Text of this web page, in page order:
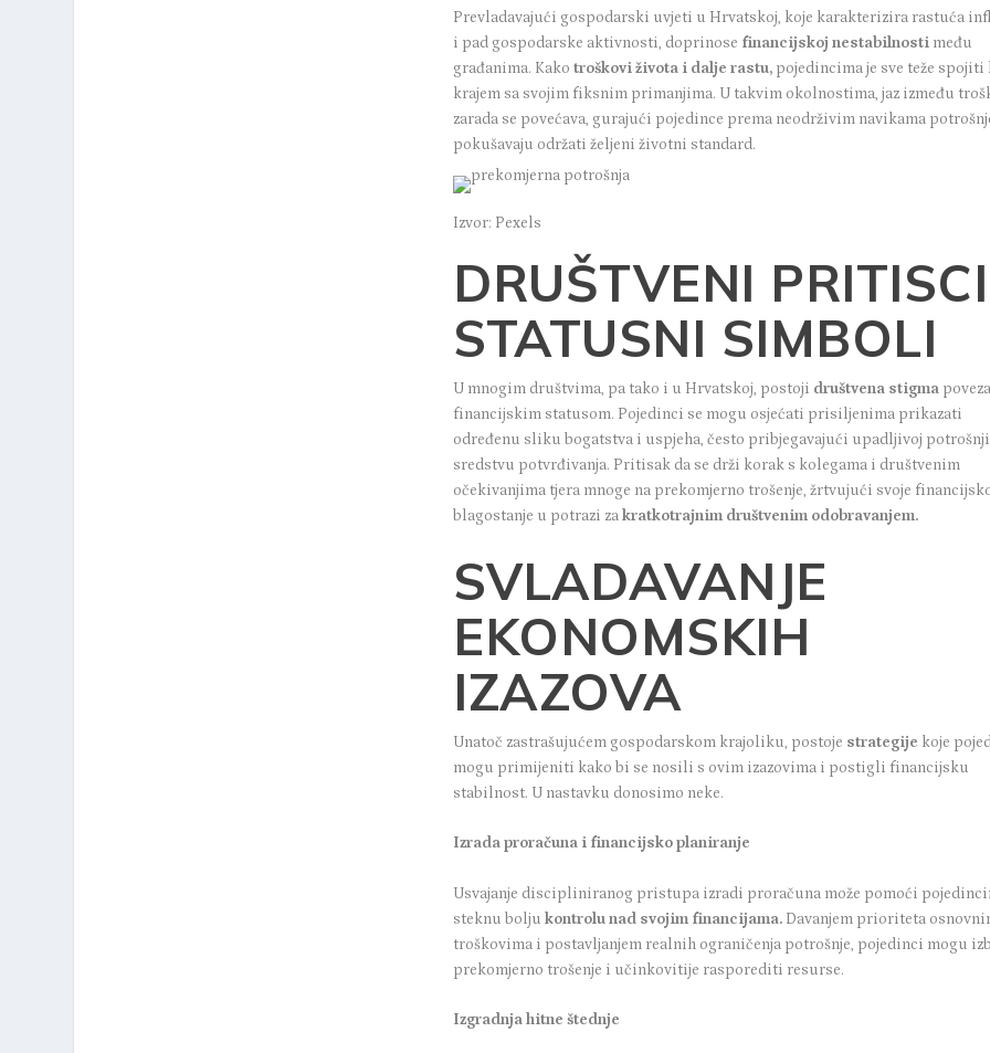
Prevladavajući gospodarski uvjeti u Hrvatskoj, koje karakterizira rastuća
i pad gospodarske aktivnosti, doprinose financijskoj nestabilnosti među
građanima. Kakotroškovi života i dalje rastu, pojedincima je sve teže spojiti
krajem sa svojim fiksnim primanjima. U takvim okolnostima, jaz između
zarada se povećava, gurajući pojedince prema neodrživim navikama
pokušavaju održati željeni životni standard.
Izvor: Pexels
DRUŠTVENI
STATUSNI SIMBOLI
U mnogim društvima, pa tako i u Hrvatskoj, postoji društvena stigma
financijskim statusom. Pojedinci se mogu osjećati prisiljenima prikazati
određenu sliku bogatstva i uspjeha, često pribjegavajući upadljivoj
sredstvu potvrđivanja. Pritisak da se drži korak s kolegama i društvenim
očekivanjima tjera mnoge na prekomjerno trošenje, žrtvujući svoje
blagostanje u potrazi zakratkotrajnim društvenim odobravanjem.
SVLADAVANJE
EKONOMSKIH
IZAZOVA
Unatoč zastrašujućem gospodarskom krajoliku, postoje strategije koje
mogu primijeniti kako bi se nosili s ovim izazovima i postigli financijsku
stabilnost. U nastavku donosimo neke.
Izrada proračuna i financijsko planiranje
Usvajanje discipliniranog pristupa izradi proračuna može pomoći
steknu boljukontrolu nad svojim financijama. Davanjem prioriteta
troškovima i postavljanjem realnih ograničenja potrošnje, pojedinci mogu
prekomjerno trošenje i učinkovitije rasporediti resurse.
Izgradnja hitne štednje